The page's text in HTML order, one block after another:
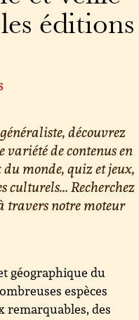
éditions
découvrez
variété de contenus en
monde, quiz et jeux,
culturels... Recherchez
travers notre moteur
géographique du
espèces
remarquables, des